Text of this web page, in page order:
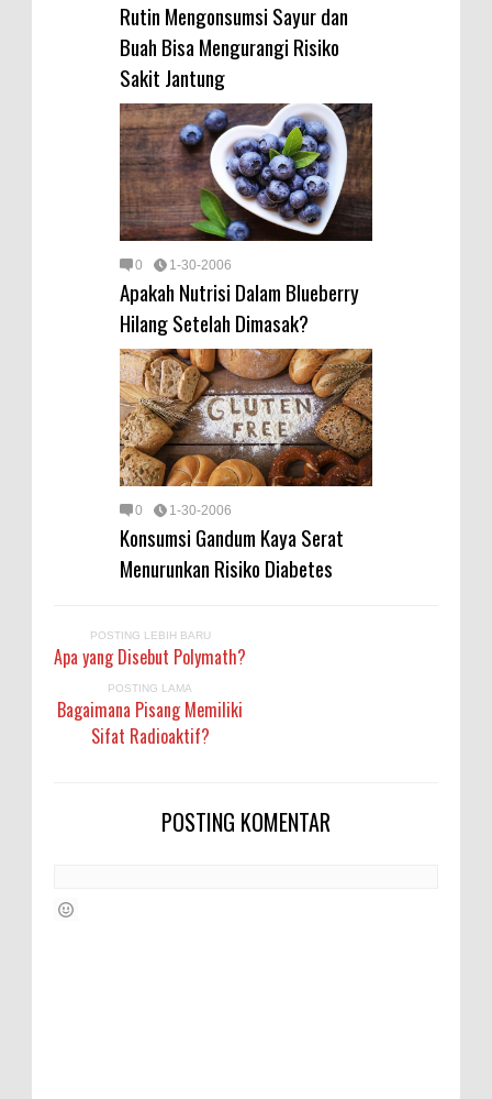
Rutin Mengonsumsi Sayur dan
Buah Bisa Mengurangi Risiko
Sakit Jantung
0 1-30-2006
Apakah Nutrisi Dalam Blueberry
Hilang Setelah Dimasak?
0 1-30-2006
Konsumsi Gandum Kaya Serat
Menurunkan Risiko Diabetes
POSTING LEBIH BARU
Apa yang Disebut Polymath?
POSTING LAMA
Bagaimana Pisang Memiliki
Sifat Radioaktif?
POSTING KOMENTAR